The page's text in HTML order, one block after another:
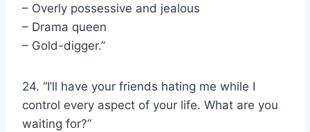
– Overly possessive and jealous
– Drama queen
– Gold-digger.”
24. “I’ll have your friends hating me while I
control every aspect of your life. What are you
waiting for?”